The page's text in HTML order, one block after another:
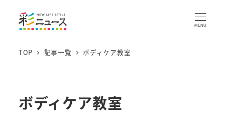
MENU
TOP 記事一覧 ボディケア教室
ボディケア教室